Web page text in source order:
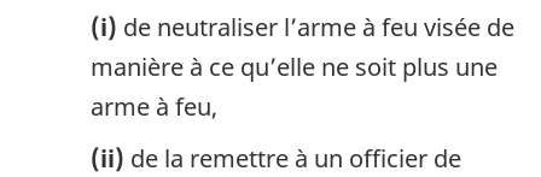
(i) de neutraliser l’arme à feu visée de
manière à ce qu’elle ne soit plus une
arme à feu,
(ii) de la remettre à un officier de